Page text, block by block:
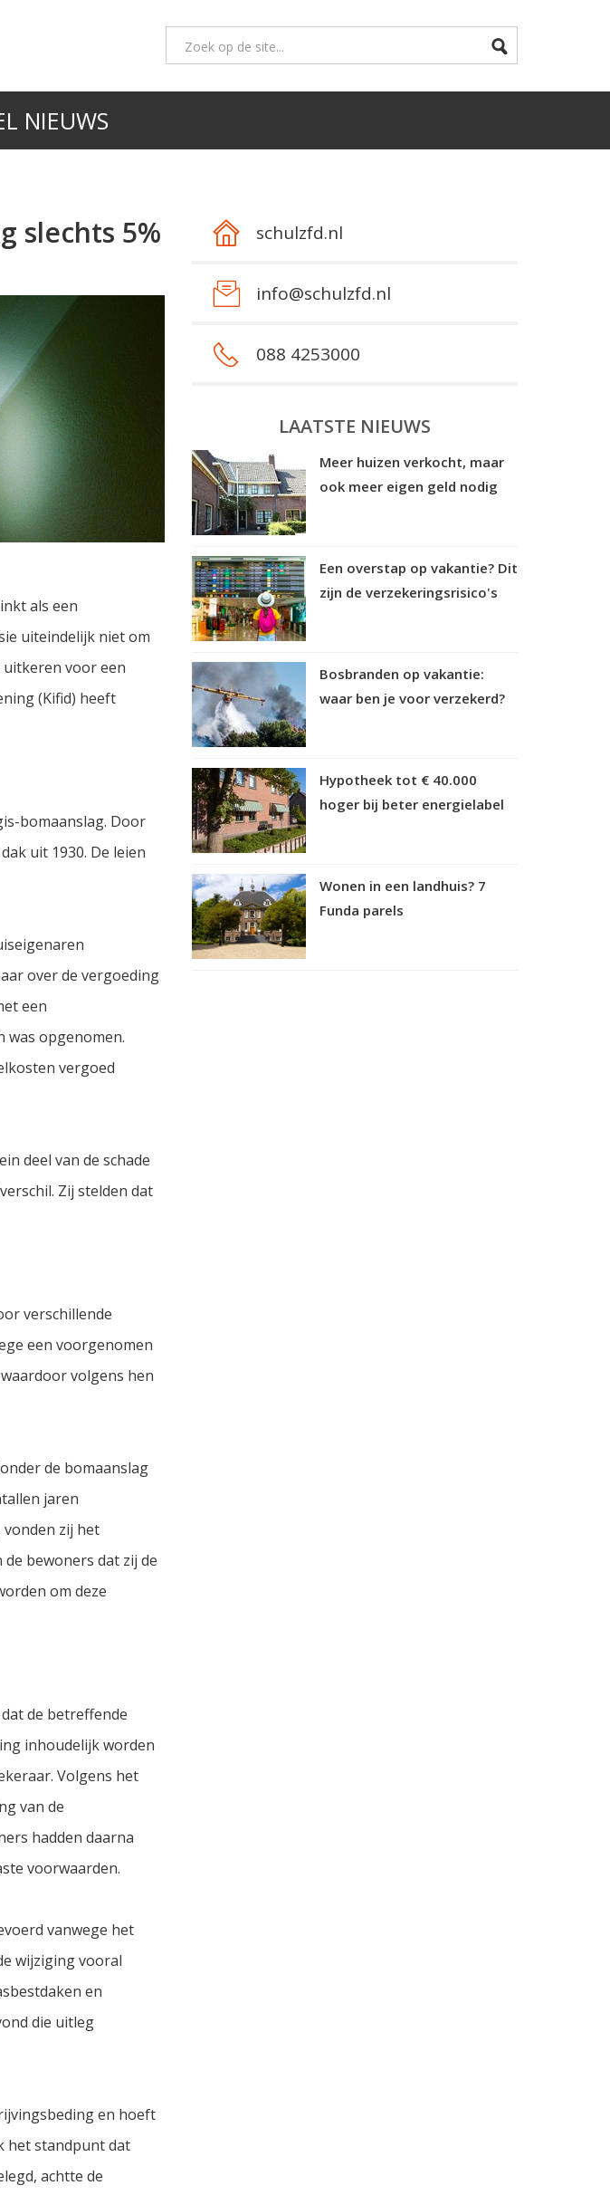
NIEUWS
slechts 5%
als een
uiteindelijk niet om
uitkeren voor een
(Kifid) heeft
bomaanslag. Door
uit 1930. De leien
over de vergoeding
een
was opgenomen.
vergoed
deel van de schade
Zij stelden dat
verschillende
een voorgenomen
volgens hen
de bomaanslag
jaren
vonden zij het
bewoners dat zij de
om deze
de betreffende
inhoudelijk worden
Volgens het
van de
hadden daarna
voorwaarden.
vanwege het
wijziging vooral
en
die uitleg
en hoeft
het standpunt dat
achtte de
schulzfd.nl
info@schulzfd.nl
088 4253000
LAATSTE NIEUWS
Meer huizen verkocht, maar
ook meer eigen geld nodig
Een overstap op vakantie? Dit
zijn de verzekeringsrisico's
Bosbranden op vakantie:
waar ben je voor verzekerd?
Hypotheek tot € 40.000
hoger bij beter energielabel
Wonen in een landhuis? 7
Funda parels